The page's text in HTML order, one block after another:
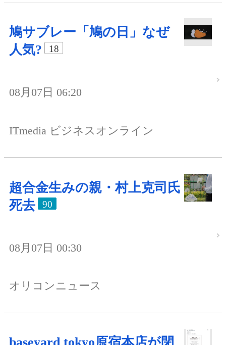
鳩サブレー「鳩の日」なぜ
人気?
18
08月07日 06:20
ITmedia ビジネスオンライン
超合金生みの親・村上克司氏
死去
90
08月07日 00:30
オリコンニュース